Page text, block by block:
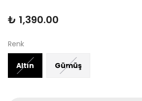
₺ 1,390.00
Renk
Altın Gümüş